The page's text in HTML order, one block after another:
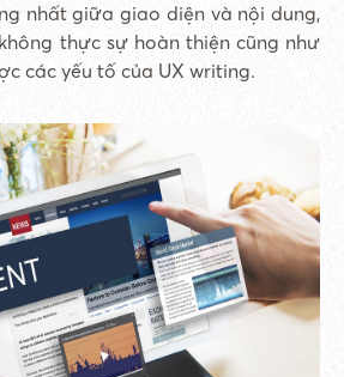
nhất giữa giao diện và nội dung,
thực sự hoàn thiện cũng như
các yếu tố của UX writing.